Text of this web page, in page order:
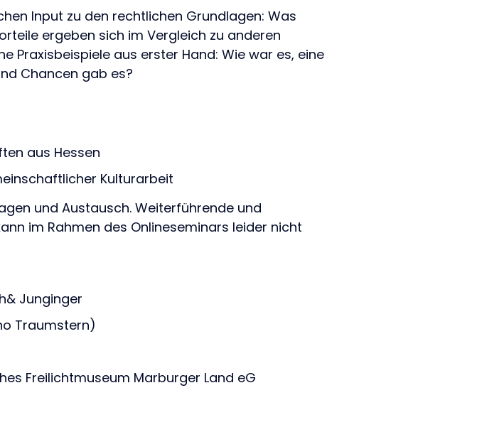
Input zu den rechtlichen Grundlagen: Was
ergeben sich im Vergleich zu anderen
Praxisbeispiele aus erster Hand: Wie war es, eine
Chancen gab es?
aus Hessen
Kulturarbeit
und Austausch. Weiterführende und
im Rahmen des Onlineseminars leider nicht
Junginger
Traumstern)
Freilichtmuseum Marburger Land eG